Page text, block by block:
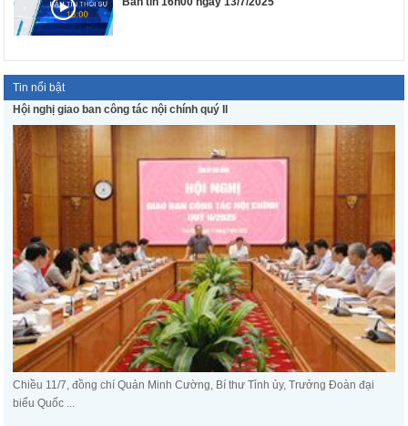
Tin nổi bật
Hội nghị giao ban công tác nội chính quý II
Chiều 11/7, đồng chí Quản Minh Cường, Bí thư Tỉnh ủy, Trưởng Đoàn đại
biểu Quốc ...